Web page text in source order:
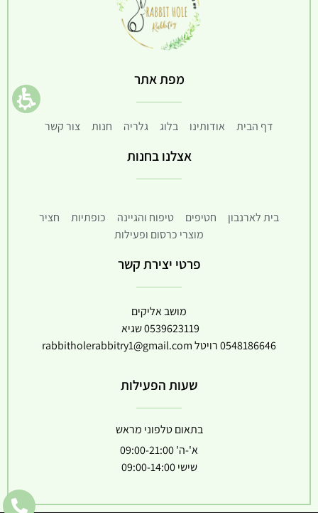
מפת אתר
דף הבית אודותינו בלוג גלריה חנות צור קשר
אצלנו בחנות
בית לארנבון חטיפים טיפוח והגיינה כופתיות
חציר
מוצרי כרסום ופעילות
פרטי יצירת קשר
מושב אליקים
0539623119שגיא
0548186646רויטלrabbitholerabbitry1@gmail.com
שעות הפעילות
בתאום טלפוני מראש
א'-ה' 09:00-21:00
שישי 09:00-14:00